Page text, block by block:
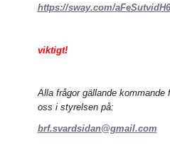
https://sway.com/
viktigt!
Alla frågor gällande
oss i styrelsen på:
brf.svardsidan@gmail.com